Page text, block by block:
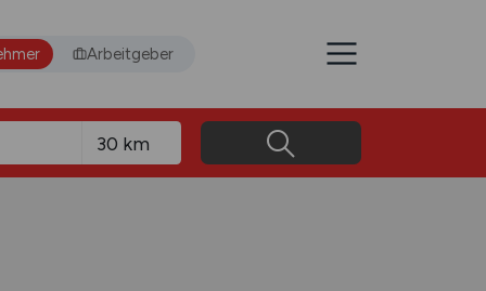
Arbeitgeber